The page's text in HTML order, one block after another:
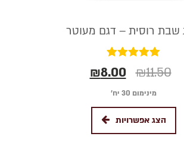
שבת רוסית – דגם מעוטר
5.00
₪11.50
₪8.00
מינימום 30 יח׳
הצג אפשרויות